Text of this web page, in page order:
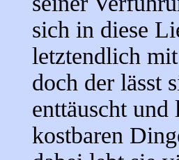
sich in diese
letztendlich
doch der lässt
enttäuscht und
kostbaren